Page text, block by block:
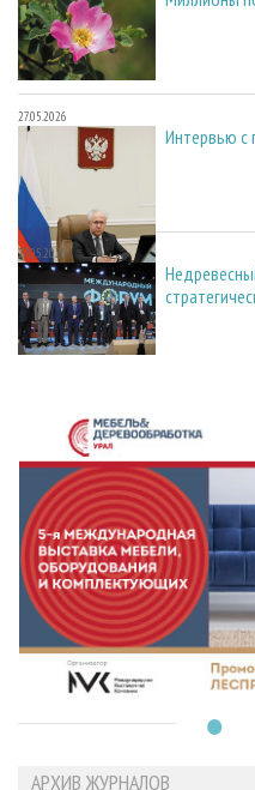
27.05.2026
Интервью с
27.05.2026
АРХИВ ЖУРНАЛОВ